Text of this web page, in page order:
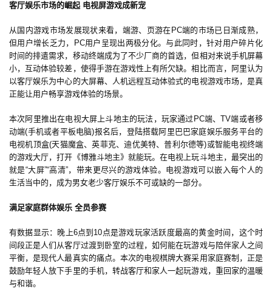
首
页
游
原
创
游
戏
业
手
机
游
客厅娱乐市场的崛起 电视屏游戏成新宠
从国内游戏市场发展现状来看，端游、页游在PC端的市场已日渐成熟，
但用户增长乏力，PC用户呈现出两极分化。与此同时，针对用户碎片化
时间的排遣需求，移动终端成为了不少厂商的首选，但相对来说手机屏幕
小，互动体验较差，使得手游在游戏性上有所欠缺。相比而言，阿里认为
以客厅娱乐为中心的大屏幕、人机远程互动体验式的电视游戏市场，是真
正能让用户畅享游戏体验的场景。
本次阿里推出在电视大屏上斗地主的玩法，玩家通过PC端、TV端或者移
动端(手机或者平板电脑)报名后，登陆搭载阿里巴巴家庭娱乐服务平台的
电视机顶盒(天猫魔盒、英菲克、迪优美特、普利尔德等)或智能电视终端
的游戏大厅，打开《博雅斗地主》就能玩。在电视上玩斗地主，最突出的
就是“大屏”“高清”，带来更尽兴的游戏体验。电视游戏可以嵌入每个人的
生活当中的，成为男女老少客厅娱乐不可或缺的一部分。
满足家庭群体娱乐 全员参赛
有数据显示：晚上6点到10点是游戏玩家活跃度最高的黄金时间，这个时
间段正是人们从客厅过渡到卧室的过程，如何能在玩游戏与陪伴家人之间
平衡，是现代人最真实的痛点。本次的电视棋牌大赛采用家庭赛制，正是
鼓励年轻人放下手里的手机，转战客厅和家人一起玩游戏，重回家的温暖
与和谐。